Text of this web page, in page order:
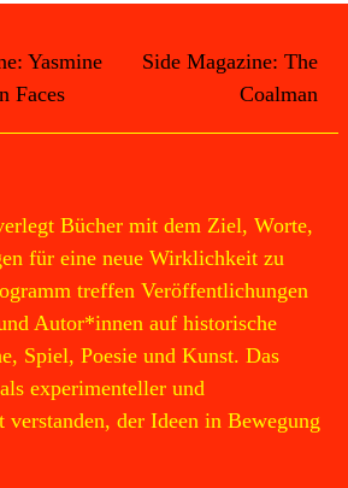
Yasmine
Faces
Side Magazine: The
Coalman
Bücher mit dem Ziel, Worte,
für eine neue Wirklichkeit zu
treffen Veröffentlichungen
Autor*innen auf historische
Spiel, Poesie und Kunst. Das
experimenteller und
der Ideen in Bewegung